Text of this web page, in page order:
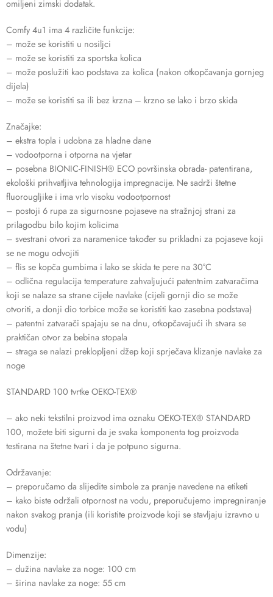
omiljeni zimski dodatak.
Comfy 4u1 ima 4 različite funkcije:
– može se koristiti u nosiljci
– može se koristiti za sportska kolica
– može poslužiti kao podstava za kolica (nakon otkopčavanja gornjeg
dijela)
– može se koristiti sa ili bez krzna – krzno se lako i brzo skida
Značajke:
– ekstra topla i udobna za hladne dane
– vodootporna i otporna na vjetar
– posebna BIONIC-FINISH® ECO površinska obrada- patentirana,
ekološki prihvatljiva tehnologija impregnacije. Ne sadrži štetne
fluorougljike i ima vrlo visoku vodootpornost
– postoji 6 rupa za sigurnosne pojaseve na stražnjoj strani za
prilagodbu bilo kojim kolicima
– svestrani otvori za naramenice također su prikladni za pojaseve koji
se ne mogu odvojiti
– flis se kopča gumbima i lako se skida te pere na 30°C
– odlična regulacija temperature zahvaljujući patentnim zatvaračima
koji se nalaze sa strane cijele navlake (cijeli gornji dio se može
otvoriti, a donji dio torbice može se koristiti kao zasebna podstava)
– patentni zatvarači spajaju se na dnu, otkopčavajući ih stvara se
praktičan otvor za bebina stopala
– straga se nalazi preklopljeni džep koji sprječava klizanje navlake za
noge
STANDARD 100 tvrtke OEKO-TEX®
– ako neki tekstilni proizvod ima oznaku OEKO-TEX® STANDARD
100, možete biti sigurni da je svaka komponenta tog proizvoda
testirana na štetne tvari i da je potpuno sigurna.
Održavanje:
– preporučamo da slijedite simbole za pranje navedene na etiketi
– kako biste održali otpornost na vodu, preporučujemo impregniranje
nakon svakog pranja (ili koristite proizvode koji se stavljaju izravno u
vodu)
Dimenzije:
– dužina navlake za noge: 100 cm
– širina navlake za noge: 55 cm